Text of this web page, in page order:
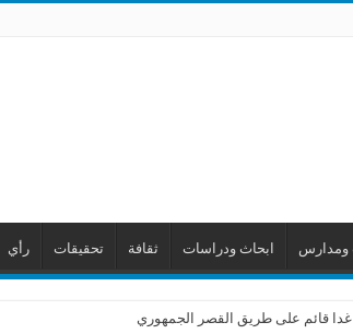
ومدارس ابحاث ودراسات ثقافة تحقيقات رأي
غدا قائم على طريق القصر الجمهوري